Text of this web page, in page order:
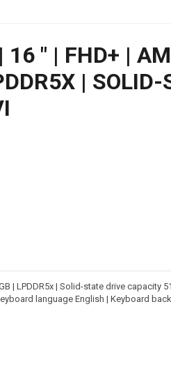
" | FHD+ |
| SOLID-
| LPDDR5x | Solid-state drive capacity
language English | Keyboard